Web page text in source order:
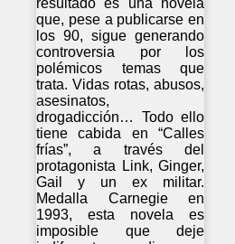
que, pese a publicarse en
los 90, sigue generando
controversia por los
polémicos temas que
trata. Vidas rotas, abusos,
asesinatos,
drogadicción… Todo ello
tiene cabida en “Calles
frías”, a través del
protagonista Link, Ginger,
Gail y un ex militar.
Medalla Carnegie en
1993, esta novela es
imposible que deje